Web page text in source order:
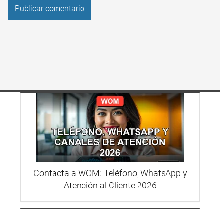
Contacta a WOM: Teléfono, WhatsApp y
Atención al Cliente 2026